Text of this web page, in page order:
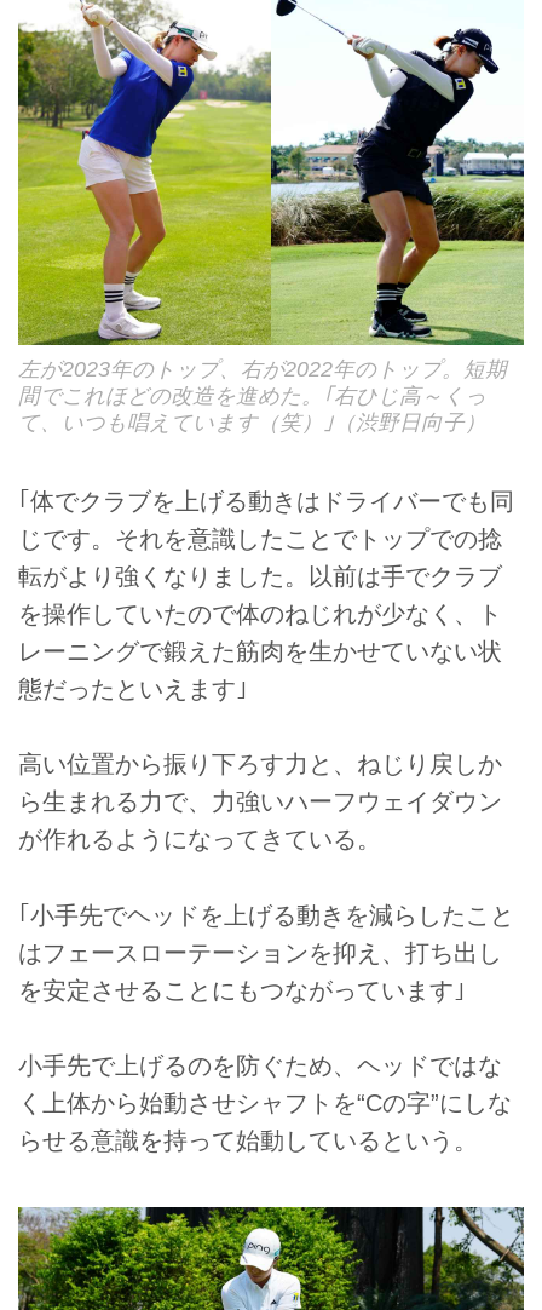
左が2023年のトップ、右が2022年のトップ。短期
間でこれほどの改造を進めた。｢右ひじ高～くっ
て、いつも唱えています（笑）｣（渋野日向子）
｢体でクラブを上げる動きはドライバーでも同
じです。それを意識したことでトップでの捻
転がより強くなりました。以前は手でクラブ
を操作していたので体のねじれが少なく、ト
レーニングで鍛えた筋肉を生かせていない状
態だったといえます｣
高い位置から振り下ろす力と、ねじり戻しか
ら生まれる力で、力強いハーフウェイダウン
が作れるようになってきている。
｢小手先でヘッドを上げる動きを減らしたこと
はフェースローテーションを抑え、打ち出し
を安定させることにもつながっています｣
小手先で上げるのを防ぐため、ヘッドではな
く上体から始動させシャフトを“Cの字”にしな
らせる意識を持って始動しているという。